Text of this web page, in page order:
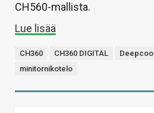
CH560-mallista.
Lue lisää
CH360 CH360 DIGITAL Deepcool
minitornikotelo